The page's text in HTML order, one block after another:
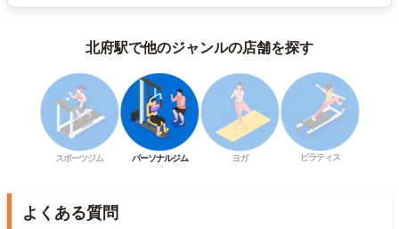
北府駅で他のジャンルの店舗を探す
スポーツジム パーソナルジム ヨガ ピラティス
よくある質問